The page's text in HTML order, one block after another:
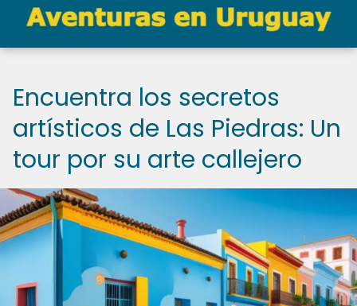
Encuentra los secretos
artísticos de Las Piedras: Un
tour por su arte callejero